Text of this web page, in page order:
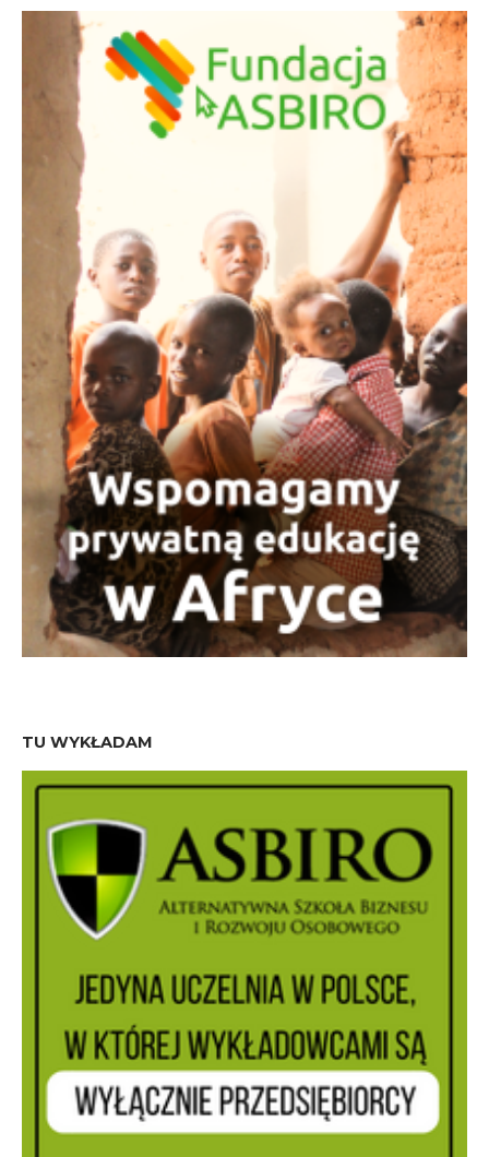
TU WYKŁADAM